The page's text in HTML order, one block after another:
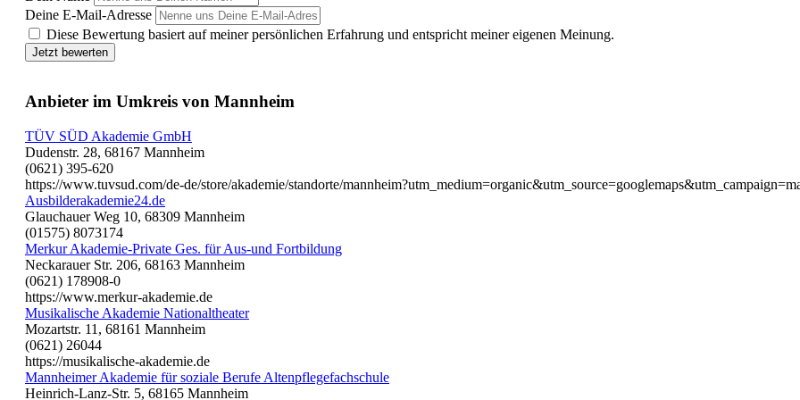
Deine E-Mail-Adresse
Diese Bewertung basiert auf meiner persönlichen Erfahrung und entspricht meiner eigenen Meinung.
Jetzt bewerten
Anbieter im Umkreis von Mannheim
TÜV SÜD Akademie GmbH
Dudenstr. 28, 68167 Mannheim
(0621) 395-620
https://www.tuvsud.com/de-de/store/akademie/standorte/
Ausbilderakademie24.de
Glauchauer Weg 10, 68309 Mannheim
(01575) 8073174
Merkur Akademie-Private Ges. für Aus-und Fortbildung
Neckarauer Str. 206, 68163 Mannheim
(0621) 178908-0
https://www.merkur-akademie.de
Musikalische Akademie Nationaltheater
Mozartstr. 11, 68161 Mannheim
(0621) 26044
https://musikalische-akademie.de
Mannheimer Akademie für soziale Berufe Altenpflegefachschule
Heinrich-Lanz-Str. 5, 68165 Mannheim